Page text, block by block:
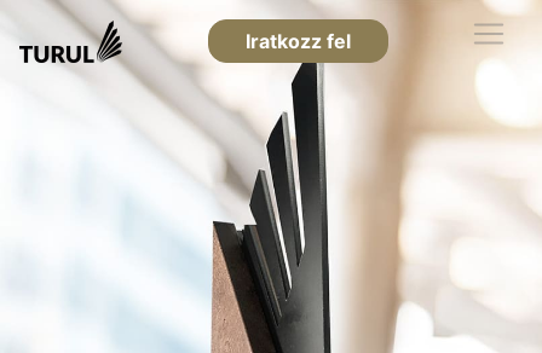
Iratkozz fel